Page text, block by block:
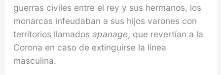
guerras civiles entre el rey y sus hermanos, los
mo­narcas infeudaban a sus hijos varones con
territorios llamados apanage, que revertían a la
Corona en caso de extinguirse la línea
masculina.